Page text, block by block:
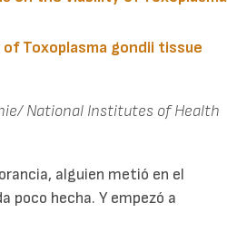
Toxoplasma gondii tissue
National Institutes of Health
alguien metió en el
poco hecha. Y empezó a